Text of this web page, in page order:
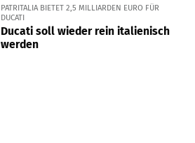
PATRITALIA BIETET 2,5 MILLIARDEN EURO FÜR
DUCATI
Ducati soll wieder rein italienisch
werden